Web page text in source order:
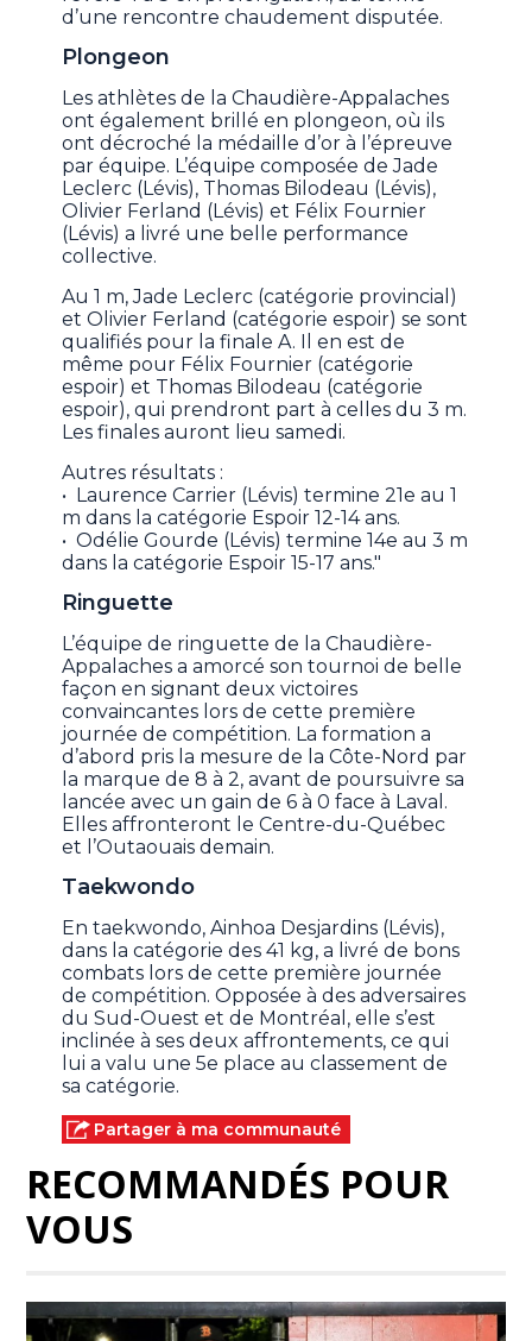
d’une rencontre chaudement disputée.
Plongeon
Les athlètes de la Chaudière-Appalaches
ont également brillé en plongeon, où ils
ont décroché la médaille d’or à l’épreuve
par équipe. L’équipe composée de Jade
Leclerc (Lévis), Thomas Bilodeau (Lévis),
Olivier Ferland (Lévis) et Félix Fournier
(Lévis) a livré une belle performance
collective.
Au 1 m, Jade Leclerc (catégorie provincial)
et Olivier Ferland (catégorie espoir) se sont
qualifiés pour la finale A. Il en est de
même pour Félix Fournier (catégorie
espoir) et Thomas Bilodeau (catégorie
espoir), qui prendront part à celles du 3 m.
Les finales auront lieu samedi.
Autres résultats :
• Laurence Carrier (Lévis) termine 21e au 1
m dans la catégorie Espoir 12-14 ans.
• Odélie Gourde (Lévis) termine 14e au 3 m
dans la catégorie Espoir 15-17 ans."
Ringuette
L’équipe de ringuette de la Chaudière-
Appalaches a amorcé son tournoi de belle
façon en signant deux victoires
convaincantes lors de cette première
journée de compétition. La formation a
d’abord pris la mesure de la Côte-Nord par
la marque de 8 à 2, avant de poursuivre sa
lancée avec un gain de 6 à 0 face à Laval.
Elles affronteront le Centre-du-Québec
et l’Outaouais demain.
Taekwondo
En taekwondo, Ainhoa Desjardins (Lévis),
dans la catégorie des 41 kg, a livré de bons
combats lors de cette première journée
de compétition. Opposée à des adversaires
du Sud-Ouest et de Montréal, elle s’est
inclinée à ses deux affrontements, ce qui
lui a valu une 5e place au classement de
sa catégorie.
Partager à ma communauté
RECOMMANDÉS POUR
VOUS